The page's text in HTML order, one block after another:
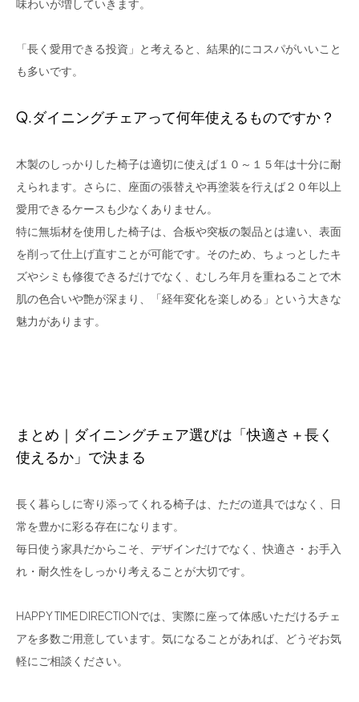
味わいが増していきます。
「長く愛用できる投資」と考えると、結果的にコスパがいいこと
も多いです。
Q.ダイニングチェアって何年使えるものですか？
木製のしっかりした椅子は適切に使えば１０～１５年は十分に耐
えられます。さらに、座面の張替えや再塗装を行えば２０年以上
愛用できるケースも少なくありません。
特に無垢材を使用した椅子は、合板や突板の製品とは違い、表面
を削って仕上げ直すことが可能です。そのため、ちょっとしたキ
ズやシミも修復できるだけでなく、むしろ年月を重ねることで木
肌の色合いや艶が深まり、「経年変化を楽しめる」という大きな
魅力があります。
まとめ｜ダイニングチェア選びは「快適さ＋長く
使えるか」で決まる
長く暮らしに寄り添ってくれる椅子は、ただの道具ではなく、日
常を豊かに彩る存在になります。
毎日使う家具だからこそ、デザインだけでなく、快適さ・お手入
れ・耐久性をしっかり考えることが大切です。
HAPPY TIME DIRECTIONでは、実際に座って体感いただけるチェ
アを多数ご用意しています。気になることがあれば、どうぞお気
軽にご相談ください。